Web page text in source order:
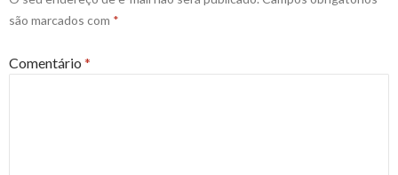
são marcados com *
Comentário *